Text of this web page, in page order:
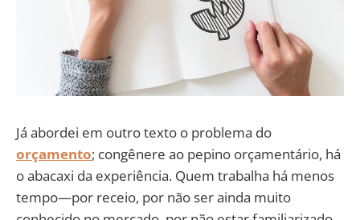
Já abordei em outro texto o problema do
orçamento; congênere ao pepino orçamentário, há
o abacaxi da experiência. Quem trabalha há menos
tempo—por receio, por não ser ainda muito